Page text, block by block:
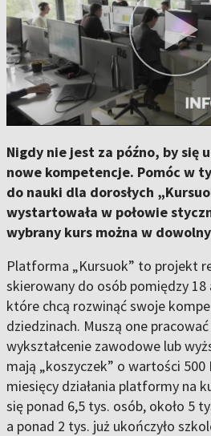
Nigdy nie jest za późno, by się
nowe kompetencje. Pomóc w
do nauki dla dorosłych
wystartowała w połowie
wybrany kurs można w
Platforma „Kursuok” to projekt
skierowany do osób pomiędzy 18
które chcą rozwinąć swoje
dziedzinach. Muszą one
wykształcenie zawodowe lub
mają „koszyczek” o wartości 500
miesięcy działania platformy na
się ponad 6,5 tys. osób, około 5
a ponad 2 tys. już ukończyło